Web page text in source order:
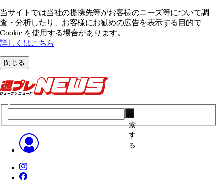
当サイトでは当社の提携先等がお客様のニーズ等について調
査・分析したり、お客様にお勧めの広告を表⽰する⽬的で
Cookie を使⽤する場合があります。
詳しくはこちら
閉じる
索
す
る